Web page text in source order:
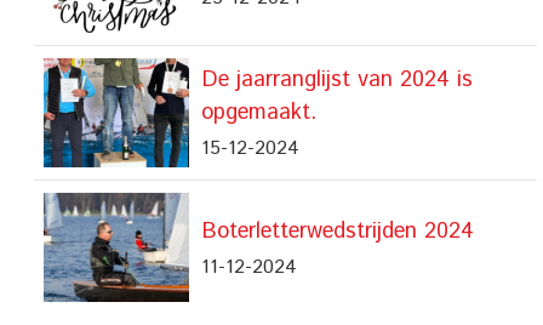
De jaarranglijst van 2024 is
opgemaakt.
15-12-2024
Boterletterwedstrijden 2024
11-12-2024